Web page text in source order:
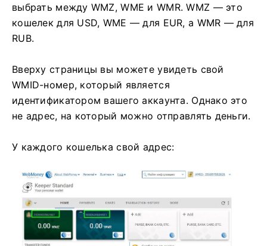
выбрать между WMZ, WME и WMR. WMZ — это
кошелек для USD, WME — для EUR, а WMR — для
RUB.
Вверху страницы вы можете увидеть свой
WMID-номер, который является
идентификатором вашего аккаунта. Однако это
не адрес, на который можно отправлять деньги.
У каждого кошелька свой адрес: